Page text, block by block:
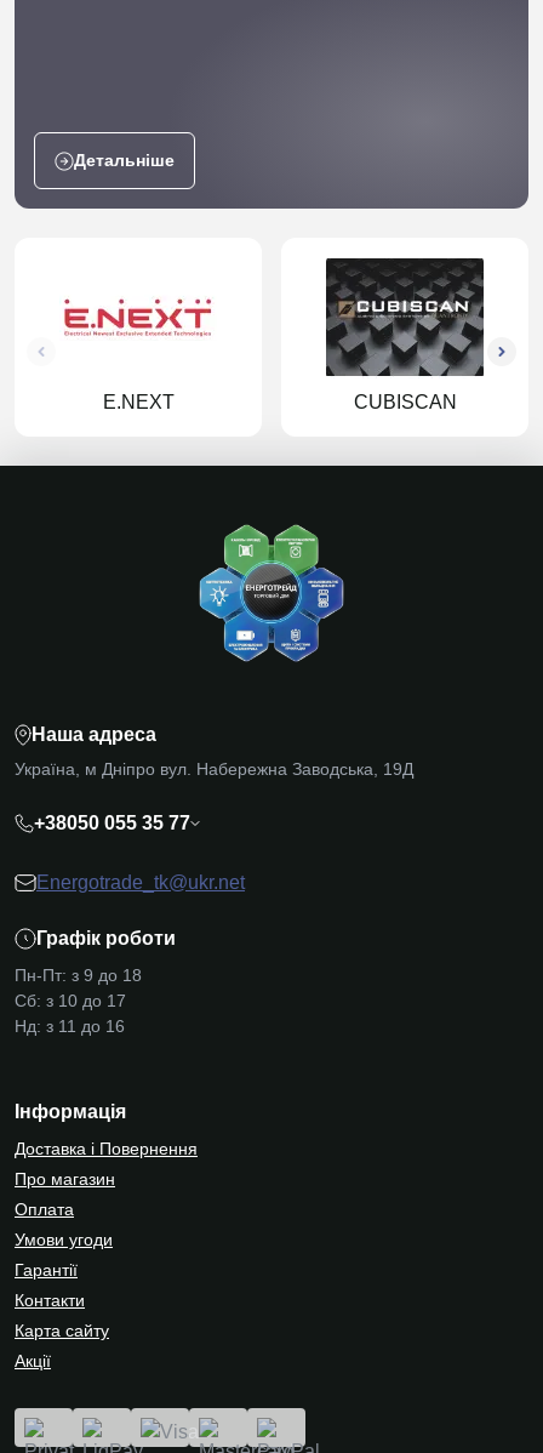
Детальніше
E.NEXT CUBISCAN
Наша адреса
Україна, м Дніпро вул. Набережна Заводська, 19Д
+38050 055 35 77
Energotrade_tk@ukr.net
Графік роботи
Пн-Пт: з 9 до 18
Сб: з 10 до 17
Нд: з 11 до 16
Інформація
Доставка і Повернення
Про магазин
Оплата
Умови угоди
Гарантії
Контакти
Карта сайту
Акції